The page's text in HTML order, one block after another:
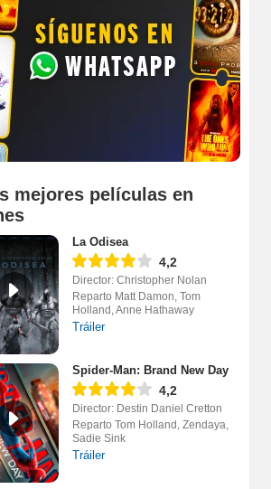
mejores películas en
La Odisea
4,2
Director: Christopher Nolan
Reparto Matt Damon, Tom
Holland, Anne Hathaway
Tráiler
Spider-Man: Brand New Day
4,2
Director: Destin Daniel Cretton
Reparto Tom Holland, Zendaya,
Sadie Sink
Tráiler